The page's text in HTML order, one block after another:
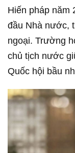
Hiến pháp năm
đầu Nhà nước,
ngoại. Trường
chủ tịch nước
Quốc hội bầu